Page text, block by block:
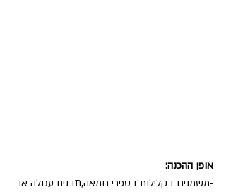
אופן ההכנה:
-משמנים בקלילות בספרי חמאה,תבנית עגולה או